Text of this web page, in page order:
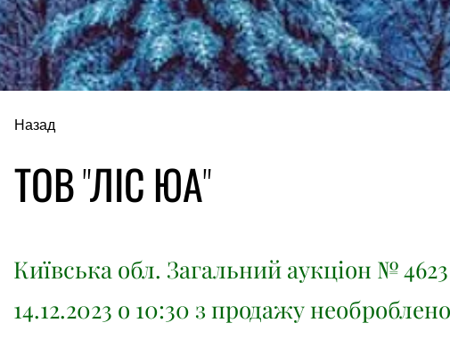
Назад
ТОВ "ЛІС ЮА"
Київська обл. Загальний аукціон № 4623
14.12.2023 о 10:30 з продажу